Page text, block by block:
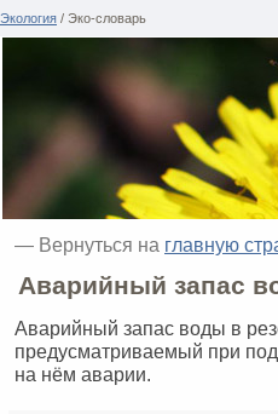
Экология / Эко-словарь
— Вернуться на главную
Аварийный запас
Аварийный запас воды в
предусматриваемый при
на нём аварии.